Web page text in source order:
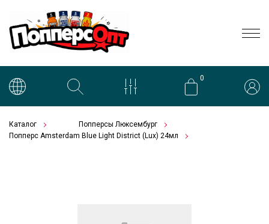
0
Каталог
Попперсы Люксембург
Попперс Amsterdam Blue Light District (Lux) 24мл